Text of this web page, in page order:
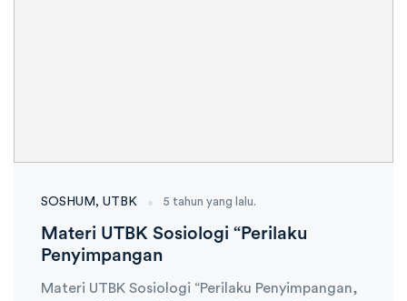
SOSHUM UTBK 5 tahun yang lalu.
Materi UTBK Sosiologi “Perilaku
Penyimpangan
Materi UTBK Sosiologi “Perilaku Penyimpangan,